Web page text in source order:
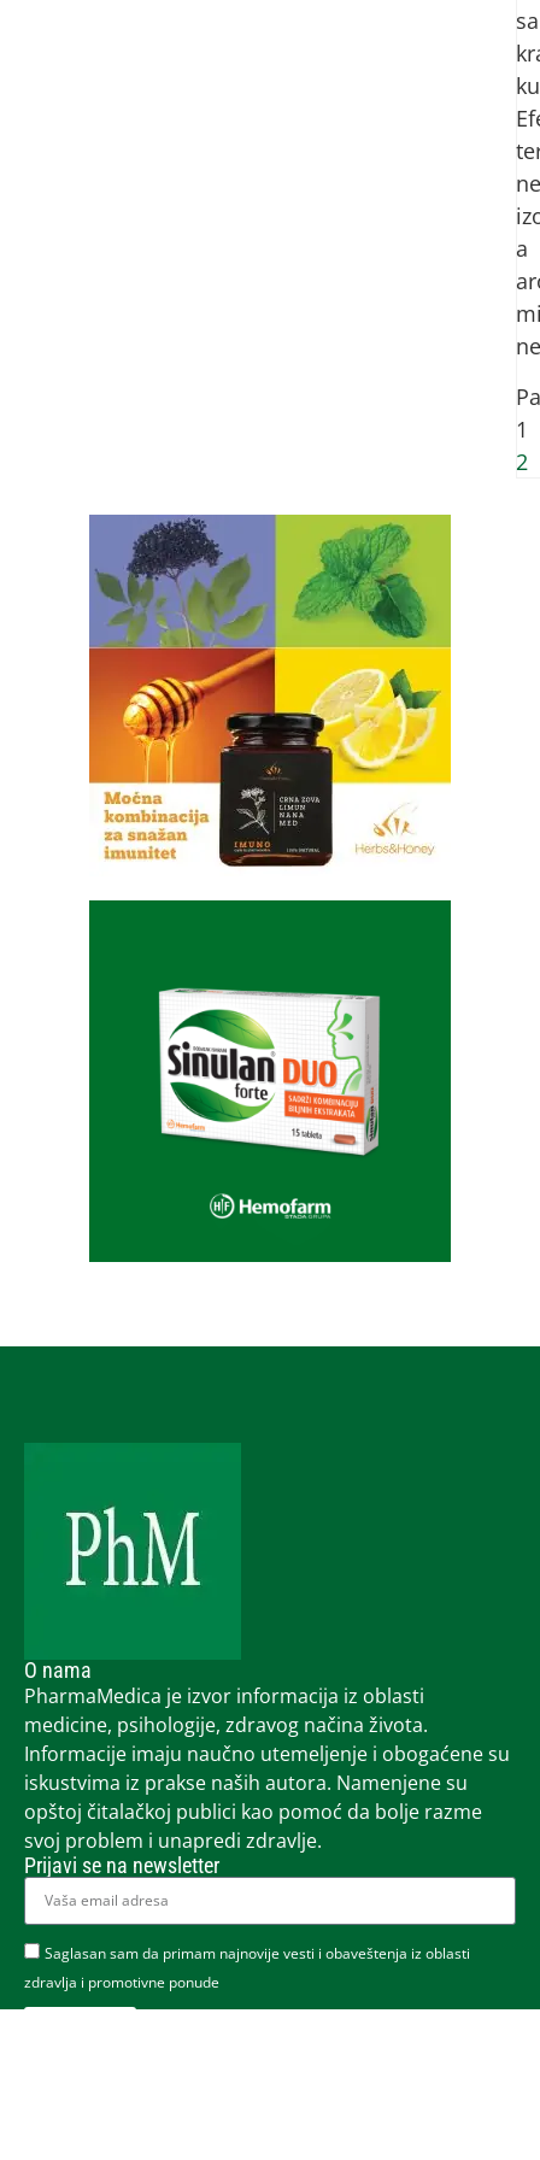
a
1
2
O nama
PharmaMedica je izvor informacija iz oblasti
medicine, psihologije, zdravog načina života.
Informacije imaju naučno utemeljenje i obogaćene su
iskustvima iz prakse naših autora. Namenjene su
opštoj čitalačkoj publici kao pomoć da bolje razme
svoj problem i unapredi zdravlje.
Prijavi se na newsletter
Saglasan sam da primam najnovije vesti i obaveštenja iz oblasti
zdravlja i promotivne ponude